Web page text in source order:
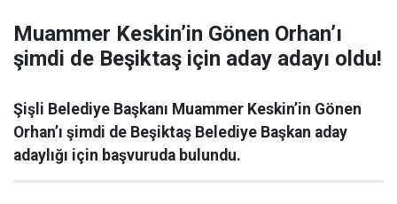
Muammer Keskin’in Gönen Orhan’ı
şimdi de Beşiktaş için aday adayı oldu!
Şişli Belediye Başkanı Muammer Keskin’in Gönen
Orhan’ı şimdi de Beşiktaş Belediye Başkan aday
adaylığı için başvuruda bulundu.